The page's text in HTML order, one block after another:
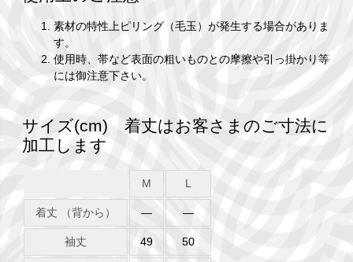
素材の特性上ピリング（毛玉）が発生する場合がありま
す。
使用時、帯など表面の粗いものとの摩擦や引っ掛かり等
には御注意下さい。
サイズ(cm) 着丈はお客さまのご寸法に
加工します
M L
着丈 （背から） ― ―
袖丈 49 50